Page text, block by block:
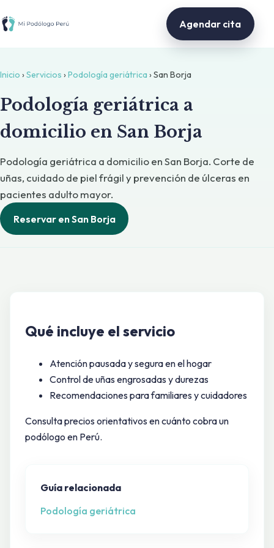
Agendar cita
Inicio ›Servicios ›Podología geriátrica › San Borja
Podología geriátrica a
domicilio en San Borja
Podología geriátrica a domicilio en San Borja. Corte de
uñas, cuidado de piel frágil y prevención de úlceras en
pacientes adulto mayor.
Reservar en San Borja
Qué incluye el servicio
Atención pausada y segura en el hogar
Control de uñas engrosadas y durezas
Recomendaciones para familiares y cuidadores
Consulta precios orientativos encuánto cobra un
podólogo en Perú.
Guía relacionada
Podología geriátrica